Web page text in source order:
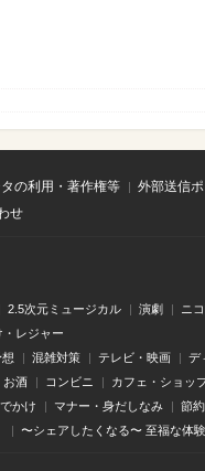
の利用・著作権等 外部送信
せ
2.5次元ミュージカル 演劇 ニ
・レジャー
混雑対策 テレビ・映画 デ
お酒 コンビニ カフェ・ショッ
かけ マナー・身だしなみ 節約
〜シェアしたくなる〜 至福な体